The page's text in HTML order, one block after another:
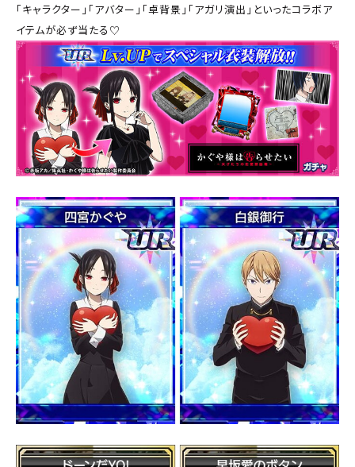
「キャラクター」「アバター」「卓背景」「アガリ演出」といったコラボア
イテムが必ず当たる♡